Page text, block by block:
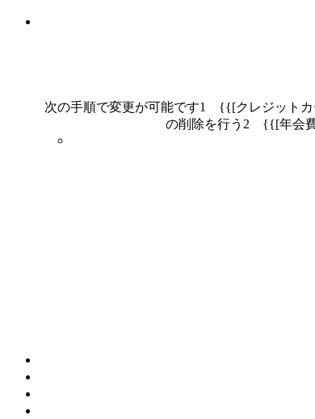
次の手順で変更が可能です1 {{[クレジットカ
の削除を行う2 {{[年会費